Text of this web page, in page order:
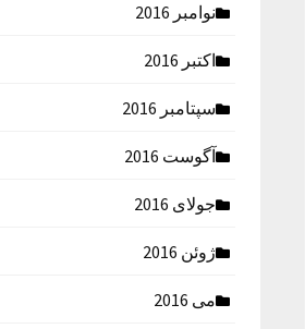
نوامبر 2016
اکتبر 2016
سپتامبر 2016
آگوست 2016
جولای 2016
ژوئن 2016
می 2016